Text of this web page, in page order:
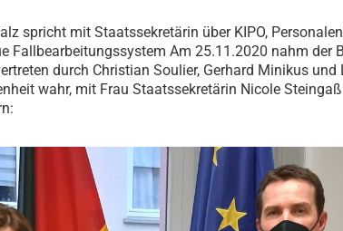
spricht mit Staatssekretärin über KIPO,
Fallbearbeitungssystem Am 25.11.2020 nahm der
durch Christian Soulier, Gerhard Minikus und
wahr, mit Frau Staatssekretärin Nicole